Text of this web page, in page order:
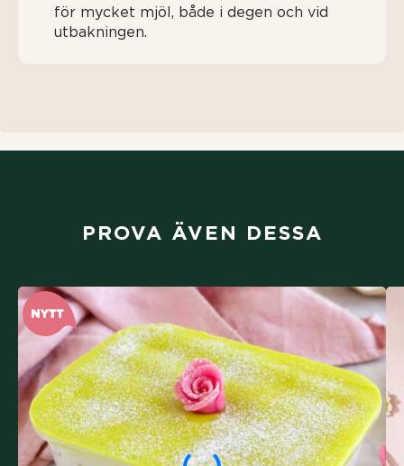
för mycket mjöl, både i degen och vid
utbakningen.
PROVA ÄVEN DESSA